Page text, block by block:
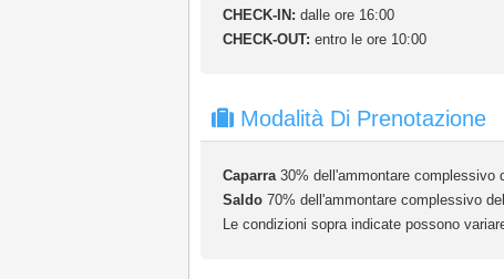
CHECK-IN: dalle ore 16:00
CHECK-OUT: entro le ore 10:00
Modalità Di Prenotazione
Caparra 30% dell'ammontare complessivo
Saldo 70% dell'ammontare complessivo
Le condizioni sopra indicate possono